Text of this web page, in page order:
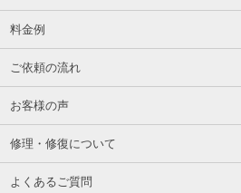
料金例
ご依頼の流れ
お客様の声
修理・修復について
よくあるご質問